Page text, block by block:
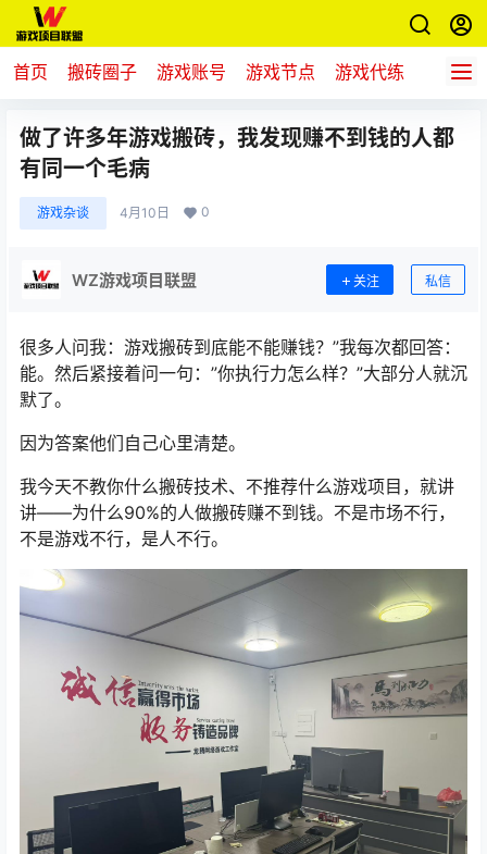
首页 搬砖圈子 游戏账号 游戏节点 游戏代练 新游推
做了许多年游戏搬砖，我发现赚不到钱的人都
有同一个毛病
游戏杂谈 4月10日 0
WZ游戏项目联盟 关注 私信
很多人问我：游戏搬砖到底能不能赚钱？”我每次都回答：
能。然后紧接着问一句：”你执行力怎么样？”大部分人就沉
默了。
因为答案他们自己心里清楚。
我今天不教你什么搬砖技术、不推荐什么游戏项目，就讲
讲——为什么90%的人做搬砖赚不到钱。不是市场不行，
不是游戏不行，是人不行。